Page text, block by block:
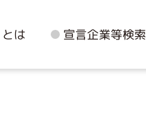
とは 宣言企業等検索